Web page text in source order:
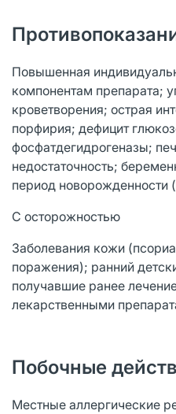
Повышенная
компонентам препарата;
кроветворения; острая
порфирия; дефицит
фосфатдегидрогеназы;
недостаточность;
период новорожденности
С осторожностью
Заболевания кожи
поражения); ранний
получавшие ранее
лекарственными
Побочные
Местные аллергические